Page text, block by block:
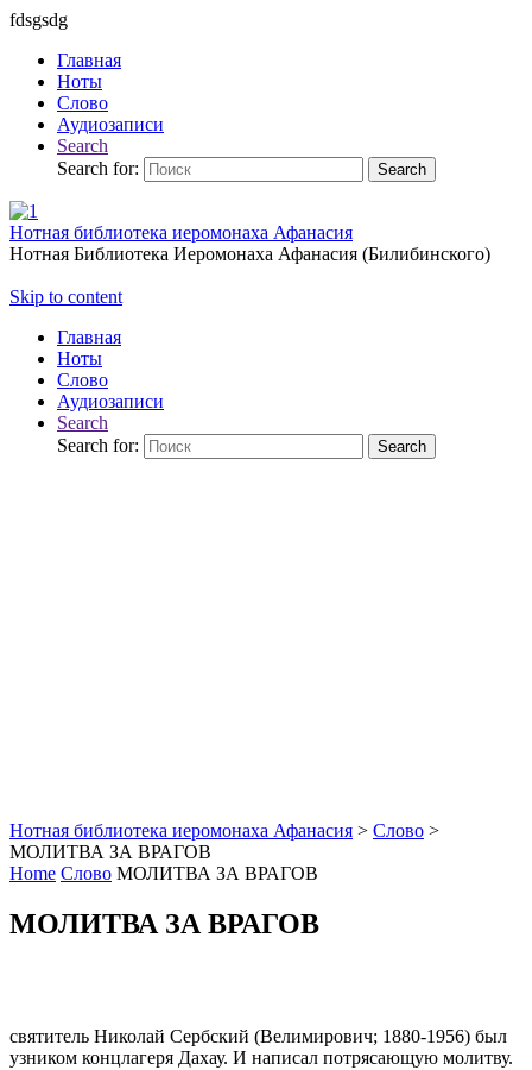
fdsgsdg
Главная
Ноты
Слово
Аудиозаписи
Search
Search for:
Search
Нотная библиотека иеромонаха Афанасия
Нотная Библиотека Иеромонаха Афанасия (Билибинского)
Skip to content
Главная
Ноты
Слово
Аудиозаписи
Search
Search for:
Search
Нотная библиотека иеромонаха Афанасия > Слово >
МОЛИТВА ЗА ВРАГОВ
Home Слово МОЛИТВА ЗА ВРАГОВ
МОЛИТВА ЗА ВРАГОВ
святитель Николай Сербский (Велимирович; 1880-1956) был
узником концлагеря Дахау. И написал потрясающую молитву.